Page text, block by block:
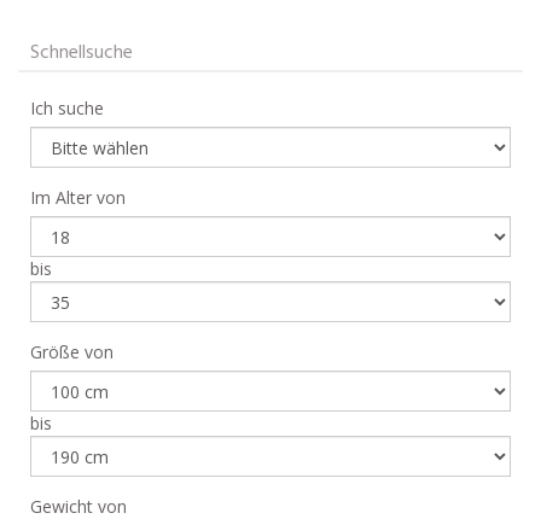
Schnellsuche
Ich suche
Im Alter von
bis
Größe von
bis
Gewicht von